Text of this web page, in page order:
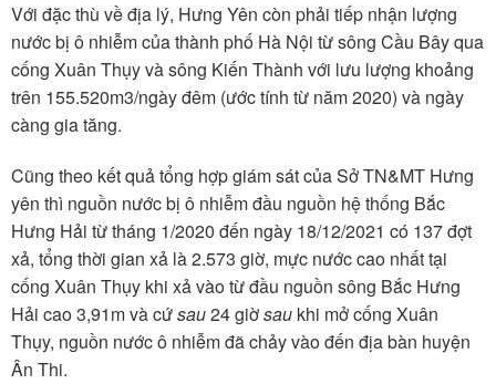
Với đặc thù về địa lý, Hưng Yên còn phải tiếp nhận lượng
nước bị ô nhiễm của thành phố Hà Nội từ sông Cầu Bây qua
cống Xuân Thụy và sông Kiến Thành với lưu lượng khoảng
trên 155.520m3/ngày đêm (ước tính từ năm 2020) và ngày
càng gia tăng.
Cũng theo kết quả tổng hợp giám sát của Sở TN&MT Hưng
yên thì nguồn nước bị ô nhiễm đầu nguồn hệ thống Bắc
Hưng Hải từ tháng 1/2020 đến ngày 18/12/2021 có 137 đợt
xả, tổng thời gian xả là 2.573 giờ, mực nước cao nhất tại
cống Xuân Thụy khi xả vào từ đầu nguồn sông Bắc Hưng
Hải cao 3,91m và cứsau24 giờsau khi mở cống Xuân
Thụy, nguồn nước ô nhiễm đã chảy vào đến địa bàn huyện
Ân Thi.